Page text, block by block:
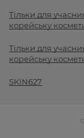
Тільки для
корейську
Тільки для
корейську
SKIN627